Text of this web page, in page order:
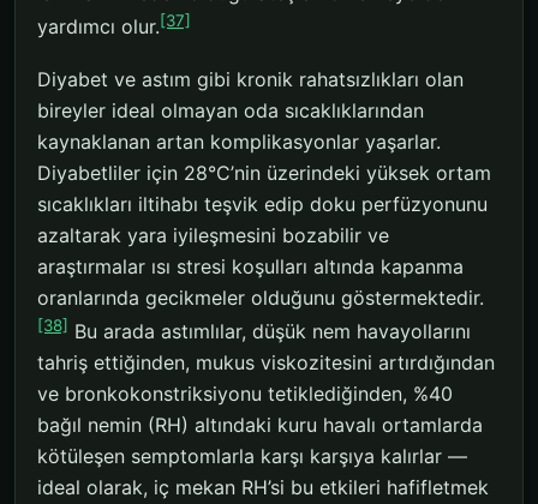
yardımcı olur.[37]
Diyabet ve astım gibi kronik rahatsızlıkları olan
bireyler ideal olmayan oda sıcaklıklarından
kaynaklanan artan komplikasyonlar yaşarlar.
Diyabetliler için 28°C’nin üzerindeki yüksek ortam
sıcaklıkları iltihabı teşvik edip doku perfüzyonunu
azaltarak yara iyileşmesini bozabilir ve
araştırmalar ısı stresi koşulları altında kapanma
oranlarında gecikmeler olduğunu göstermektedir.
[38] Bu arada astımlılar, düşük nem havayollarını
tahriş ettiğinden, mukus viskozitesini artırdığından
ve bronkokonstriksiyonu tetiklediğinden, %40
bağıl nemin (RH) altındaki kuru havalı ortamlarda
kötüleşen semptomlarla karşı karşıya kalırlar —
ideal olarak, iç mekan RH’si bu etkileri hafifletmek